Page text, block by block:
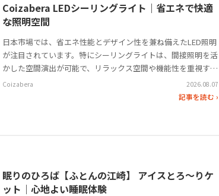
Coizabera LEDシーリングライト｜省エネで快適
な照明空間
日本市場では、省エネ性能とデザイン性を兼ね備えたLED照明
が注目されています。特にシーリングライトは、間接照明を活
かした空間演出が可能で、リラックス空間や機能性を重視する
ユーザーに人気です。CoizaberaのLEDシーリングライトは、
調光・調色5モードをワンタッチ操作で切り替えられるなど、
Coizabera 2026.08.07
記事を読む ›
眠りのひろば【ふとんの江崎】 アイスとろ〜りケ
ット｜心地よい睡眠体験